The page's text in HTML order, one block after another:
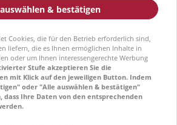
& bestätigen
Cookies, die für den Betrieb erforderlich sind,
liefern, die es Ihnen ermöglichen Inhalte in
oder um Ihnen interessengerechte Werbung
Stufe akzeptieren Sie die
mit Klick auf den jeweiligen Button. Indem
oder "Alle auswählen & bestätigen"
dass Ihre Daten von den entsprechenden